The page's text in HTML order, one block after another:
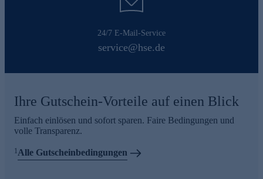
24/7 E-Mail-Service
service@hse.de
Ihre Gutschein-Vorteile auf einen Blick
Einfach einlösen und sofort sparen. Faire Bedingungen und
volle Transparenz.
1 Alle Gutscheinbedingungen